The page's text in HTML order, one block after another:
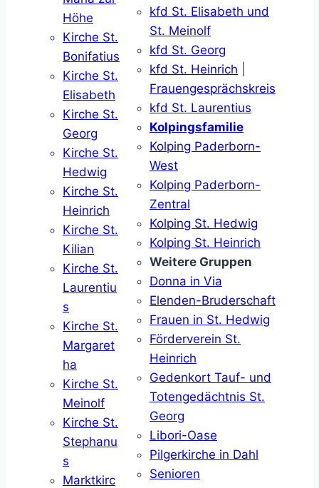
Höhe
Kirche St.
Bonifatius
Kirche St.
Elisabeth
Kirche St.
Georg
Kirche St.
Hedwig
Kirche St.
Heinrich
Kirche St.
Kilian
Kirche St.
Laurentiu
s
Kirche St.
Margaret
ha
Kirche St.
Meinolf
Kirche St.
Stephanu
s
Marktkirc
kfd St. Elisabeth und
St. Meinolf
kfd St. Georg
kfd St. Heinrich
Frauengesprächskreis
kfd St. Laurentius
Kolpingsfamilie
Kolping Paderborn-
West
Kolping Paderborn-
Zentral
Kolping St. Hedwig
Kolping St. Heinrich
Weitere Gruppen
Donna in Via
Elenden-Bruderschaft
Frauen in St. Hedwig
Förderverein St.
Heinrich
Gedenkort Tauf- und
Totengedächtnis St.
Georg
Libori-Oase
Pilgerkirche in Dahl
Senioren